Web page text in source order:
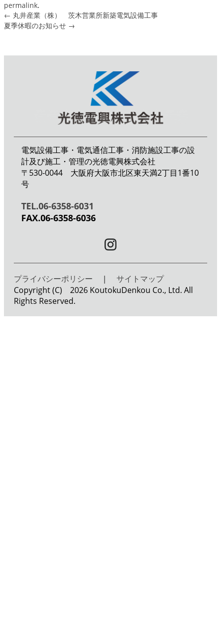
permalink.
← 丸井産業（株） 茨木営業所新築電気設備工事
夏季休暇のお知らせ →
電気設備工事・電気通信工事・消防施設工事の設
計及び施工・管理の光徳電興株式会社
〒530-0044 大阪府大阪市北区東天満2丁目1番10
号
TEL.06-6358-6031
FAX.06-6358-6036
プライバシーポリシー ｜ サイトマップ
Copyright (C) 2026 KoutokuDenkou Co., Ltd. All
Rights Reserved.